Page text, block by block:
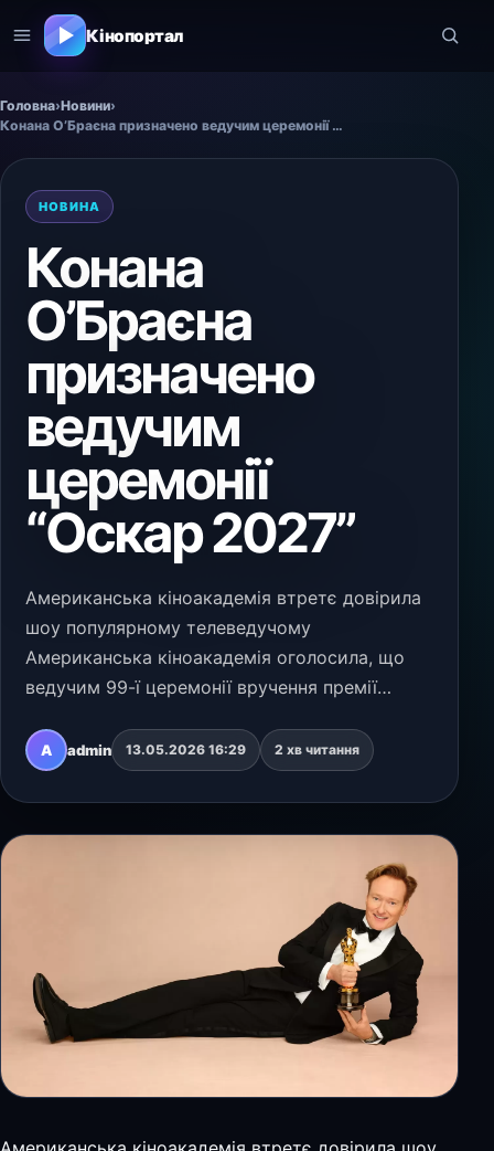
Кінопортал
Головна›Новини›
Конана О’Браєна призначено ведучим церемонії “Оскар 2027”
НОВИНА
Конана
О’Браєна
призначено
ведучим
церемонії
“Оскар 2027”
Американська кіноакадемія втретє довірила
шоу популярному телеведучому
Американська кіноакадемія оголосила, що
ведучим 99-ї церемонії вручення премії
премії “Еммі”, телеведучий, сценарист,
продюсер і комік повернеться…
A admin 13.05.2026 16:29 2 хв читання